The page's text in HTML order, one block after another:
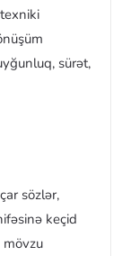
sürət,
sözlər,
keçid
mövzu